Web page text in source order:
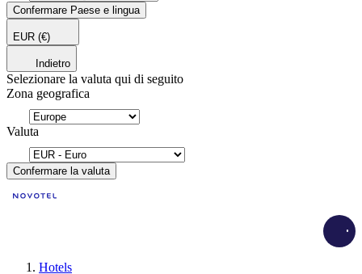
Confermare Paese e lingua
EUR (€)
Indietro
Selezionare la valuta qui di seguito
Zona geografica
Valuta
Confermare la valuta
Hotels